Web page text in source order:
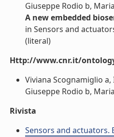
Giuseppe Rodio b,
A new embedded
in Sensors and
(literal)
Http://www.cnr.it/
Viviana Scognamiglio
Giuseppe Rodio b,
Rivista
Sensors and actuators.